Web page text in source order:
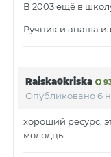
В 2003 ещё в
Ручник и анаша
Raiska0kriska
Опубликовано6
хороший ресурс,
молодцы.....